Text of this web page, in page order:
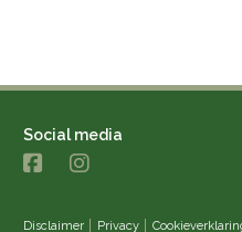
Social media
Disclaimer Privacy